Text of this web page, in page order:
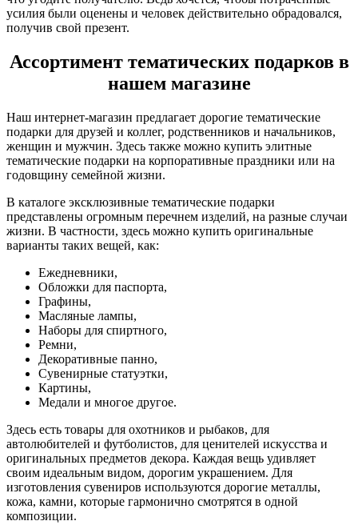
усилия были оценены и человек действительно обрадовался,
получив свой презент.
Ассортимент тематических подарков в
нашем магазине
Наш интернет-магазин предлагает дорогие тематические
подарки для друзей и коллег, родственников и начальников,
женщин и мужчин. Здесь также можно купить элитные
тематические подарки на корпоративные праздники или на
годовщину семейной жизни.
В каталоге эксклюзивные тематические подарки
представлены огромным перечнем изделий, на разные случаи
жизни. В частности, здесь можно купить оригинальные
варианты таких вещей, как:
Ежедневники,
Обложки для паспорта,
Графины,
Масляные лампы,
Наборы для спиртного,
Ремни,
Декоративные панно,
Сувенирные статуэтки,
Картины,
Медали и многое другое.
Здесь есть товары для охотников и рыбаков, для
автолюбителей и футболистов, для ценителей искусства и
оригинальных предметов декора. Каждая вещь удивляет
своим идеальным видом, дорогим украшением. Для
изготовления сувениров используются дорогие металлы,
кожа, камни, которые гармонично смотрятся в одной
композиции.